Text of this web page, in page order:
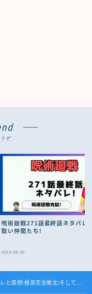
ぞ
呪術廻戦271話最終話ネタバレ!
聡い仲間たち!
2024.09.30
と感想!昼彦完全敗北!そして…